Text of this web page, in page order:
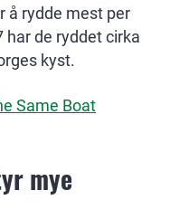
å rydde mest per
har de ryddet cirka
kyst.
Same Boat
mye